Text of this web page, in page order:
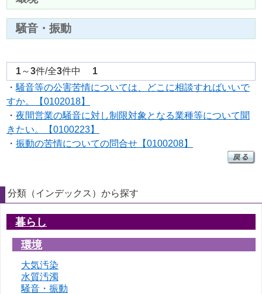
騒音・振動
1～3件/全3件中 1
・ 騒音等の公害苦情については、どこに相談すればいいで
すか。【0102018】
・ 夜間営業の騒音に対し制限対象となる業種等について聞
きたい。【0100223】
・ 振動の苦情についての問合せ【0100208】
分類（インデックス）から探す
暮らし
環境
大気汚染
水質汚濁
騒音・振動